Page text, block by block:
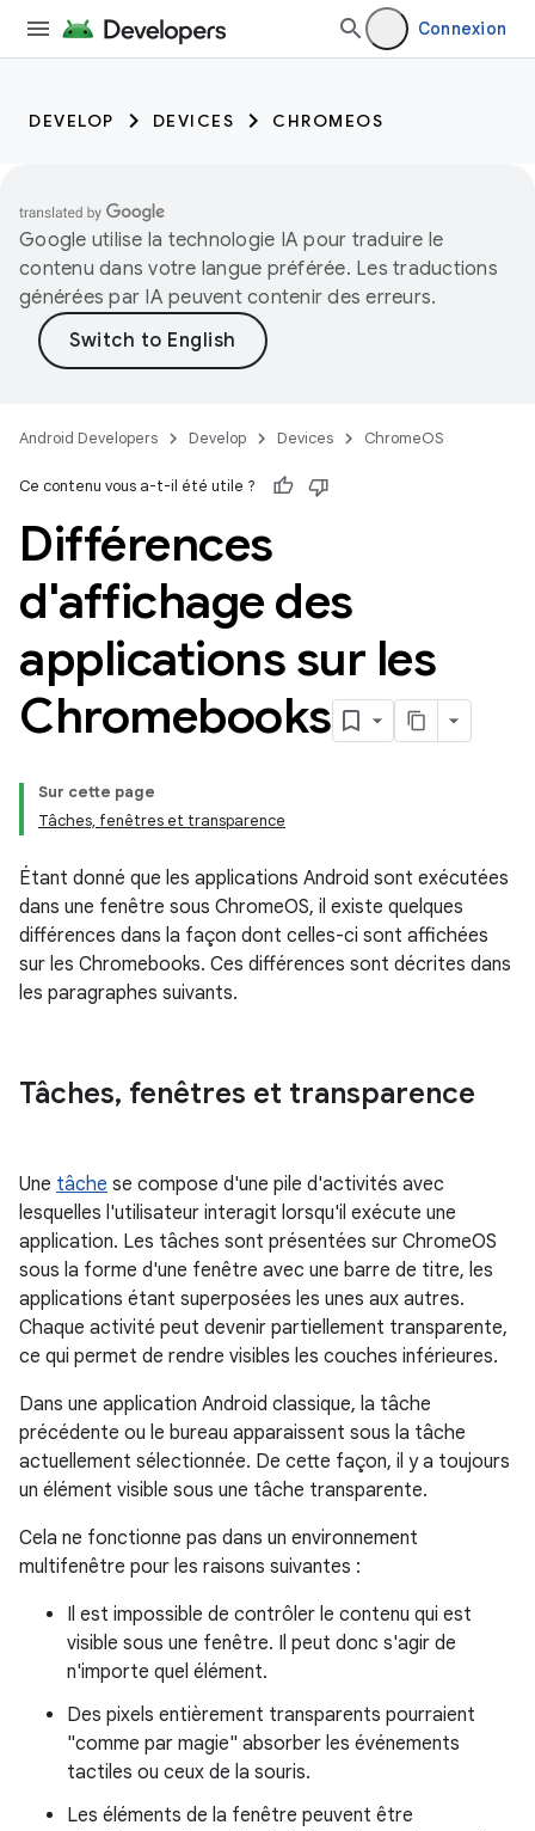
Connexion
DEVELOP DEVICES CHROMEOS
Google utilise la technologie IA pour traduire le
contenu dans votre langue préférée. Les traductions
générées par IA peuvent contenir des erreurs.
Android Developers Develop Devices ChromeOS
Ce contenu vous a-t-il été utile ?
Différences
d'affichage des
applications sur les
Chromebooks
Sur cette page
Tâches, fenêtres et transparence
Étant donné que les applications Android sont exécutées
dans une fenêtre sous ChromeOS, il existe quelques
différences dans la façon dont celles-ci sont affichées
sur les Chromebooks. Ces différences sont décrites dans
les paragraphes suivants.
Tâches, fenêtres et transparence
Une tâche se compose d'une pile d'activités avec
lesquelles l'utilisateur interagit lorsqu'il exécute une
application. Les tâches sont présentées sur ChromeOS
sous la forme d'une fenêtre avec une barre de titre, les
applications étant superposées les unes aux autres.
Chaque activité peut devenir partiellement transparente,
ce qui permet de rendre visibles les couches inférieures.
Dans une application Android classique, la tâche
précédente ou le bureau apparaissent sous la tâche
actuellement sélectionnée. De cette façon, il y a toujours
un élément visible sous une tâche transparente.
Cela ne fonctionne pas dans un environnement
multifenêtre pour les raisons suivantes :
Il est impossible de contrôler le contenu qui est
visible sous une fenêtre. Il peut donc s'agir de
n'importe quel élément.
Des pixels entièrement transparents pourraient
"comme par magie" absorber les événements
tactiles ou ceux de la souris.
Les éléments de la fenêtre peuvent être